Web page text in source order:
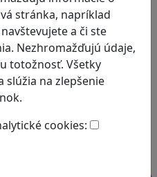
stránka, napríklad
a či ste
Nezhromažďujú údaje,
totožnosť. Všetky
slúžia na zlepšenie
cookies: